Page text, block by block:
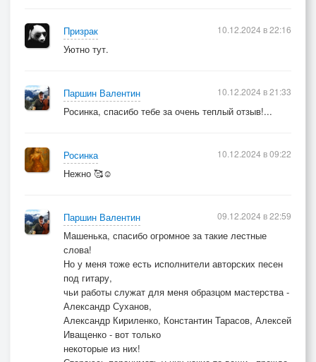
Призрак
Уютно тут.
10.12.2024 в 22:16
Паршин Валентин
Росинка, спасибо тебе за очень теплый отзыв!...
10.12.2024 в 21:33
Росинка
Нежно 🥰☺️
10.12.2024 в 09:22
Паршин Валентин
Машенька, спасибо огромное за такие лестные
слова!
Но у меня тоже есть исполнители авторских песен
под гитару,
чьи работы служат для меня образцом мастерства -
Александр Суханов,
Александр Кириленко, Константин Тарасов, Алексей
Иващенко - вот только
некоторые из них!
09.12.2024 в 22:59